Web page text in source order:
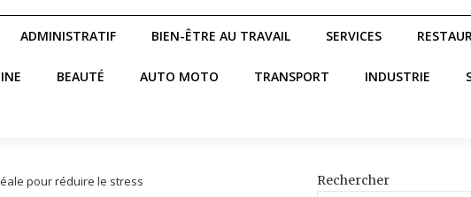
ADMINISTRATIF BIEN-ÊTRE AU TRAVAIL SERVICES
BEAUTÉ AUTO MOTO TRANSPORT INDUSTRIE
pour réduire le stress
Rechercher